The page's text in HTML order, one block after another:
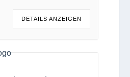
DETAILS ANZEI­GEN